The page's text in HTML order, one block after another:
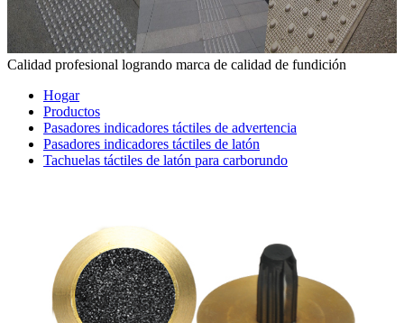
Calidad profesional logrando marca de calidad de fundición
Hogar
Productos
Pasadores indicadores táctiles de advertencia
Pasadores indicadores táctiles de latón
Tachuelas táctiles de latón para carborundo